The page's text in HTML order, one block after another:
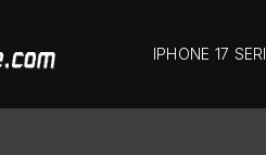
IPHONE 17 SERI